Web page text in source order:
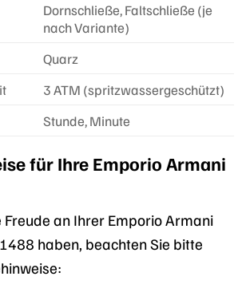
Dornschließe, Faltschließe (je
nach Variante)
Quarz
3 ATM (spritzwassergeschützt)
Stunde, Minute
für Ihre Emporio Armani
Freude an Ihrer Emporio Armani
haben, beachten Sie bitte